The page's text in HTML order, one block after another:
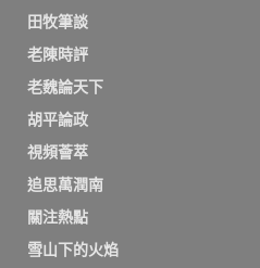
田牧筆談
老陳時評
老魏論天下
胡平論政
視頻薈萃
追思萬潤南
關注熱點
雪山下的火焰